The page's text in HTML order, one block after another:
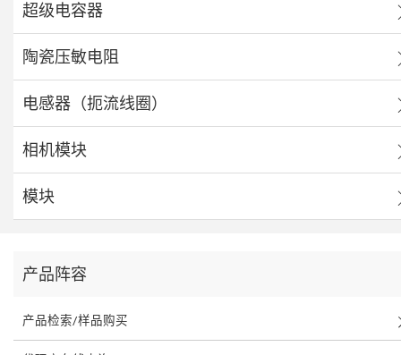
超级电容器
陶瓷压敏电阻
电感器（扼流线圈）
相机模块
模块
产品阵容
产品检索/样品购买